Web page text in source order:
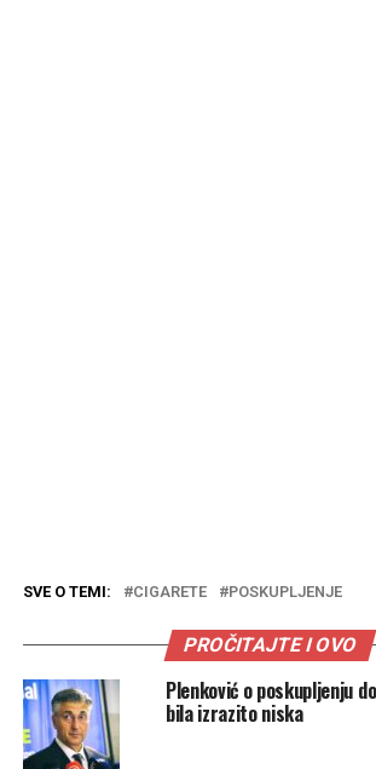
SVE O TEMI: CIGARETE POSKUPLJENJE
PROČITAJTE I OVO
Plenković o poskupljenju
bila izrazito niska